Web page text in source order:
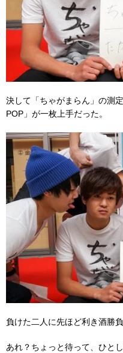
決して「ちゃがまらん」の測
POP」が一枚上手だった。
負けた二人に先ほど利き酒勝
あれ？ちょっと待って、ひと